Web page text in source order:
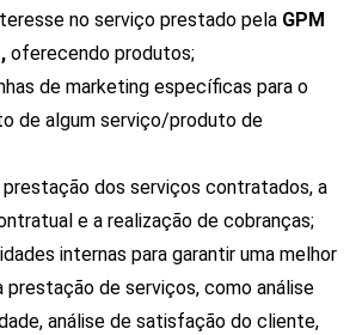
no serviço prestado pela GPM
oferecendo produtos;
de marketing específicas para o
de algum serviço/produto de
prestação dos serviços contratados, a
e a realização de cobranças;
internas para garantir uma melhor
prestação de serviços, como análise
análise de satisfação do cliente,